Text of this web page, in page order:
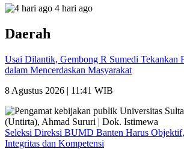
4 hari ago
Daerah
Usai Dilantik, Gembong R Sumedi Tekankan
dalam Mencerdaskan Masyarakat
8 Agustus 2026 | 11:41 WIB
Seleksi Direksi BUMD Banten Harus
Integritas dan Kompetensi